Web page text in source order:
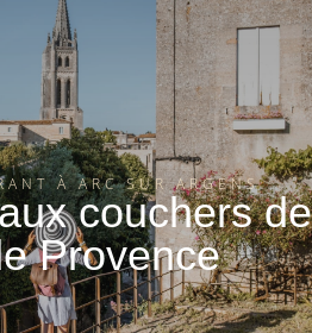
À ARC SUR ARGENS
couchers de
Provence